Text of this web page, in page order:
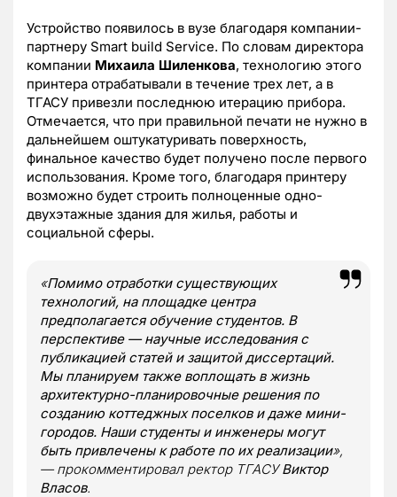
Устройство появилось в вузе благодаря компании-
партнеру Smart build Service. По словам директора
компании Михаила Шиленкова, технологию этого
принтера отрабатывали в течение трех лет, а в
ТГАСУ привезли последнюю итерацию прибора.
Отмечается, что при правильной печати не нужно в
дальнейшем оштукатуривать поверхность,
финальное качество будет получено после первого
использования. Кроме того, благодаря принтеру
возможно будет строить полноценные одно-
двухэтажные здания для жилья, работы и
социальной сферы.
«Помимо отработки существующих
технологий, на площадке центра
предполагается обучение студентов. В
перспективе — научные исследования с
публикацией статей и защитой диссертаций.
Мы планируем также воплощать в жизнь
архитектурно-планировочные решения по
созданию коттеджных поселков и даже мини-
городов. Наши студенты и инженеры могут
быть привлечены к работе по их реализации»,
— прокомментировал ректор ТГАСУВиктор
Власов.